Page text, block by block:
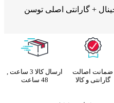
+ گارانتی اصلی توسن
ضمانت اصالت
گارانتی و کالا
ارسال کالا 3 ساعت ,
48 ساعت